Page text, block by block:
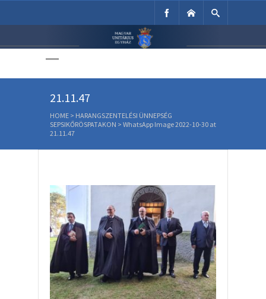
Unitárius Egyház
WhatsApp Image 2022-10-30 at
21.11.47
HOME > HARANGSZENTELÉSI ÜNNEPSÉG
SEPSIKŐRÖSPATAKON > WhatsApp Image 2022-10-30 at
21.11.47